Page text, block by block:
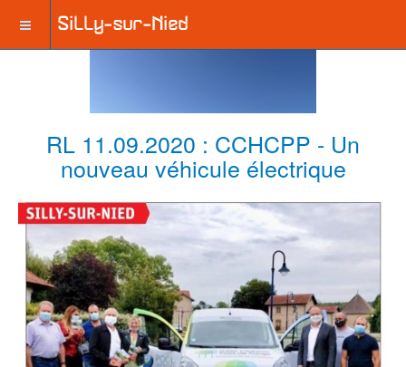
RL 11.09.2020 : CCHCPP - Un
nouveau véhicule électrique